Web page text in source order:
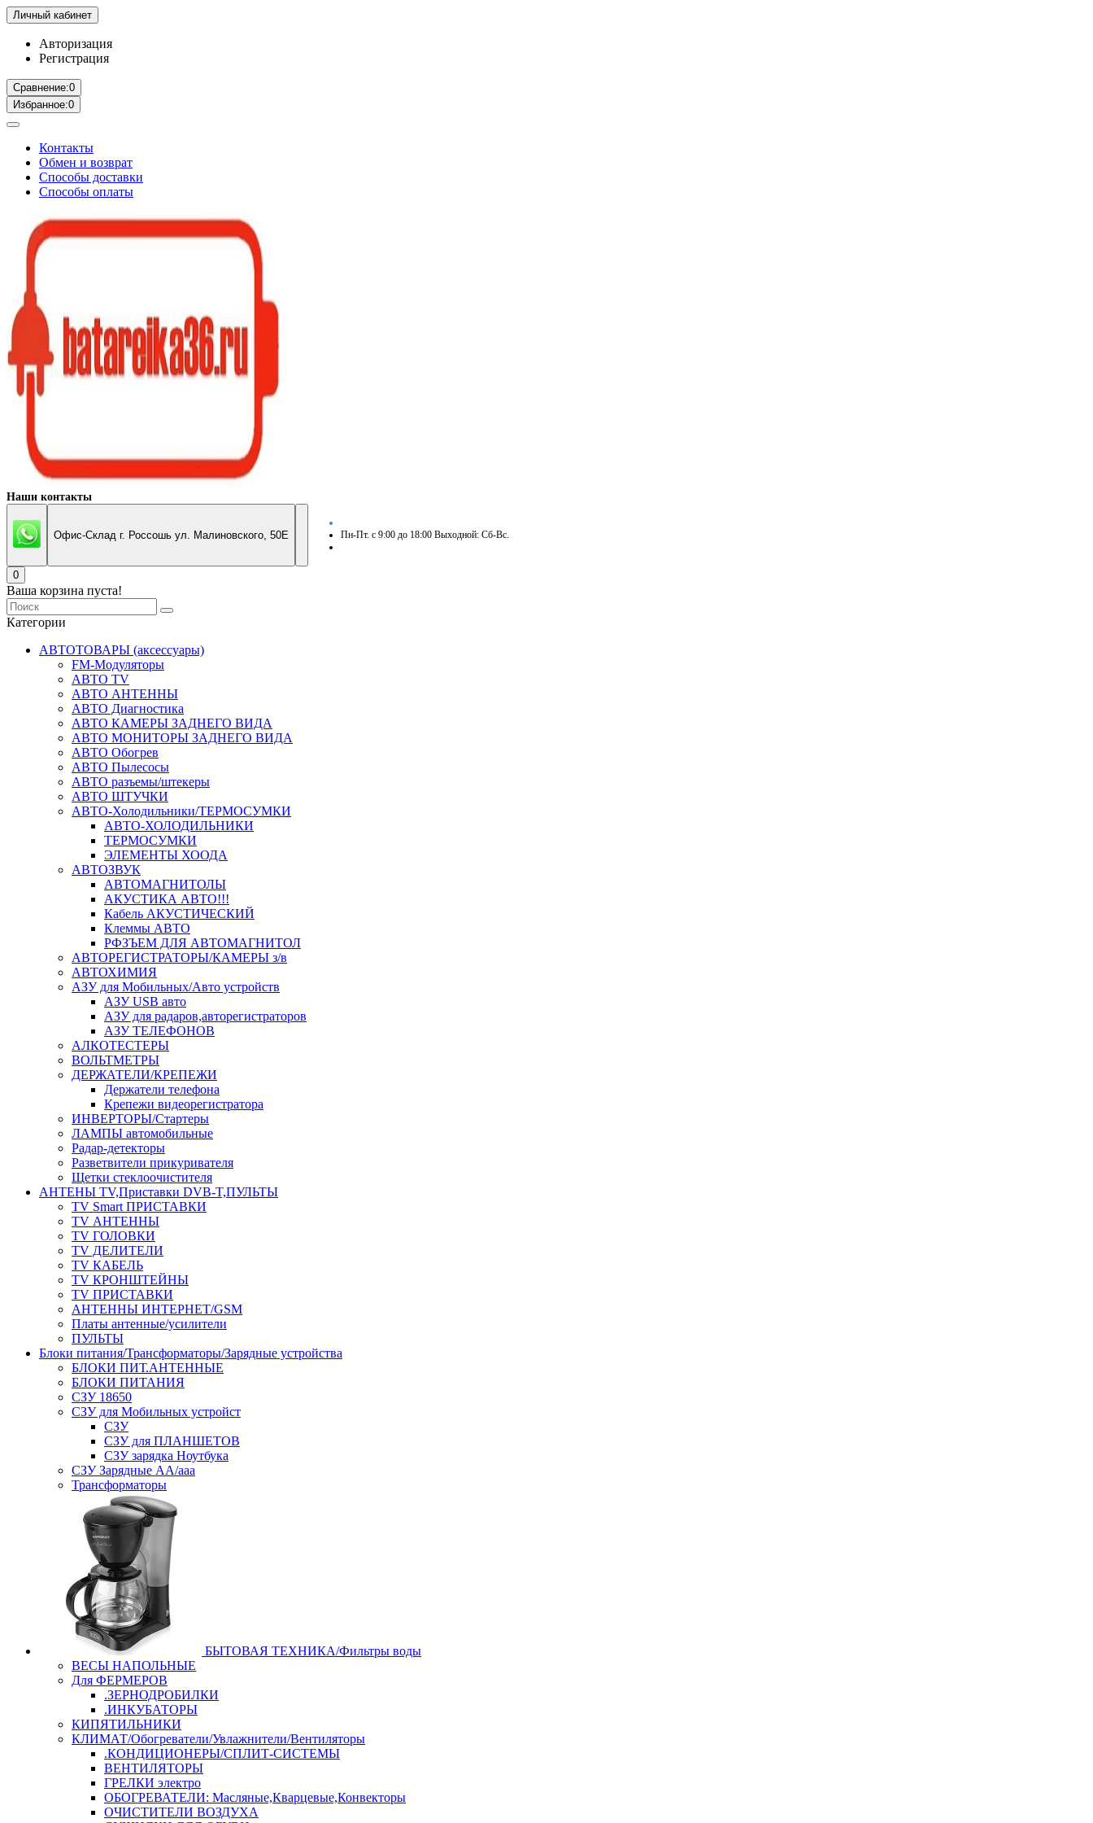
Личный кабинет
Авторизация
Регистрация
Сравнение:0
Избранное:0
Контакты
Обмен и возврат
Способы доставки
Способы оплаты
Наши контакты
Офис-Склад г. Россошь ул. Малиновского, 50Е Пн-Пт. с 9:00 до 18:00 Выходной: Сб-Вс.
0
Ваша корзина пуста!
Категории
АВТОТОВАРЫ (аксессуары)
FM-Модуляторы
АВТО TV
АВТО АНТЕННЫ
АВТО Диагностика
АВТО КАМЕРЫ ЗАДНЕГО ВИДА
АВТО МОНИТОРЫ ЗАДНЕГО ВИДА
АВТО Обогрев
АВТО Пылесосы
АВТО разъемы/штекеры
АВТО ШТУЧКИ
АВТО-Холодильники/ТЕРМОСУМКИ
АВТО-ХОЛОДИЛЬНИКИ
ТЕРМОСУМКИ
ЭЛЕМЕНТЫ ХООДА
АВТОЗВУК
АВТОМАГНИТОЛЫ
АКУСТИКА АВТО!!!
Кабель АКУСТИЧЕСКИЙ
Клеммы АВТО
РФЗЪЕМ ДЛЯ АВТОМАГНИТОЛ
АВТОРЕГИСТРАТОРЫ/КАМЕРЫ з/в
АВТОХИМИЯ
АЗУ для Мобильных/Авто устройств
АЗУ USB авто
АЗУ для радаров,авторегистраторов
АЗУ ТЕЛЕФОНОВ
АЛКОТЕСТЕРЫ
ВОЛЬТМЕТРЫ
ДЕРЖАТЕЛИ/КРЕПЕЖИ
Держатели телефона
Крепежи видеорегистратора
ИНВЕРТОРЫ/Стартеры
ЛАМПЫ автомобильные
Радар-детекторы
Разветвители прикуривателя
Щетки стеклоочистителя
АНТЕНЫ ТV,Приставки DVB-T,ПУЛЬТЫ
TV Smart ПРИСТАВКИ
TV АНТЕННЫ
TV ГОЛОВКИ
TV ДЕЛИТЕЛИ
TV КАБЕЛЬ
TV КРОНШТЕЙНЫ
TV ПРИСТАВКИ
АНТЕННЫ ИНТЕРНЕТ/GSM
Платы антенные/усилители
ПУЛЬТЫ
Блоки питания/Трансформаторы/Зарядные устройства
БЛОКИ ПИТ.АНТЕННЫЕ
БЛОКИ ПИТАНИЯ
СЗУ 18650
СЗУ для Мобильных устройст
СЗУ
СЗУ для ПЛАНШЕТОВ
СЗУ зарядка Ноутбука
СЗУ Зарядные АА/ааа
Трансформаторы
БЫТОВАЯ ТЕХНИКА/Фильтры воды
ВЕСЫ НАПОЛЬНЫЕ
Для ФЕРМЕРОВ
.ЗЕРНОДРОБИЛКИ
.ИНКУБАТОРЫ
КИПЯТИЛЬНИКИ
КЛИМАТ/Обогреватели/Увлажнители/Вентиляторы
.КОНДИЦИОНЕРЫ/СПЛИТ-СИСТЕМЫ
ВЕНТИЛЯТОРЫ
ГРЕЛКИ электро
ОБОГРЕВАТЕЛИ: Масляные,Кварцевые,Конвекторы
ОЧИСТИТЕЛИ ВОЗДУХА